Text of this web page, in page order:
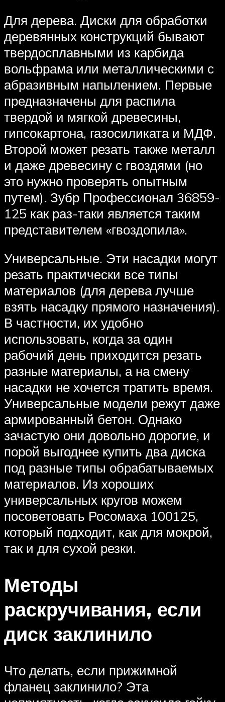
Для дерева. Диски для обработки
деревянных конструкций бывают
твердосплавными из карбида
вольфрама или металлическими с
абразивным напылением. Первые
предназначены для распила
твердой и мягкой древесины,
гипсокартона, газосиликата и МДФ.
Второй может резать также металл
и даже древесину с гвоздями (но
это нужно проверять опытным
путем). Зубр Профессионал 36859-
125 как раз-таки является таким
представителем «гвоздопила».
Универсальные. Эти насадки могут
резать практически все типы
материалов (для дерева лучше
взять насадку прямого назначения).
В частности, их удобно
использовать, когда за один
рабочий день приходится резать
разные материалы, а на смену
насадки не хочется тратить время.
Универсальные модели режут даже
армированный бетон. Однако
зачастую они довольно дорогие, и
порой выгоднее купить два диска
под разные типы обрабатываемых
материалов. Из хороших
универсальных кругов можем
посоветовать Росомаха 100125,
который подходит, как для мокрой,
так и для сухой резки.
Методы
раскручивания, если
диск заклинило
Что делать, если прижимной
фланец заклинило? Эта